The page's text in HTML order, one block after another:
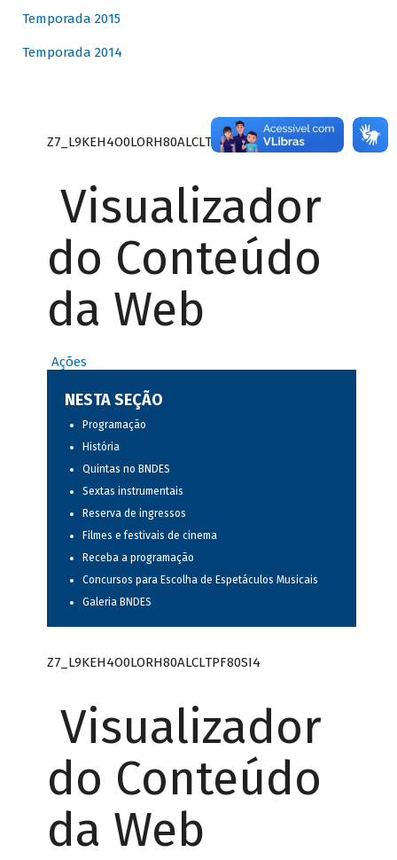
Temporada 2015
Temporada 2014
Z7_L9KEH4O0LORH80ALCLTPF80S27
Visualizador
do Conteúdo
da Web
Ações
NESTA SEÇÃO
Programação
História
Quintas no BNDES
Sextas instrumentais
Reserva de ingressos
Filmes e festivais de cinema
Receba a programação
Concursos para Escolha de Espetáculos Musicais
Galeria BNDES
Z7_L9KEH4O0LORH80ALCLTPF80SI4
Visualizador
do Conteúdo
da Web